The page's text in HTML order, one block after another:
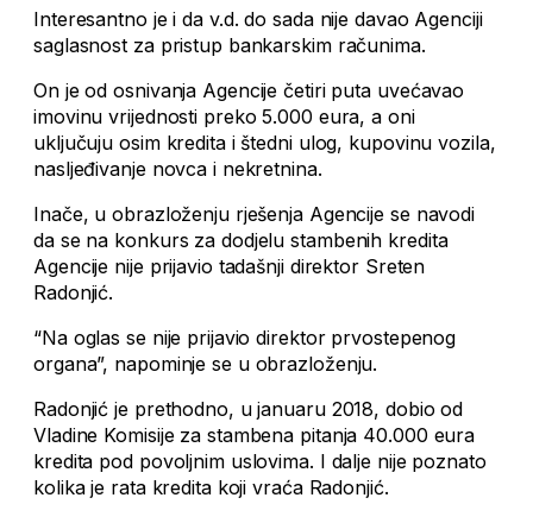
Interesantno je i da v.d. do sada nije davao Agenciji
saglasnost za pristup bankarskim računima.
On je od osnivanja Agencije četiri puta uvećavao
imovinu vrijednosti preko 5.000 eura, a oni
uključuju osim kredita i štedni ulog, kupovinu vozila,
nasljeđivanje novca i nekretnina.
Inače, u obrazloženju rješenja Agencije se navodi
da se na konkurs za dodjelu stambenih kredita
Agencije nije prijavio tadašnji direktor Sreten
Radonjić.
“Na oglas se nije prijavio direktor prvostepenog
organa”, napominje se u obrazloženju.
Radonjić je prethodno, u januaru 2018, dobio od
Vladine Komisije za stambena pitanja 40.000 eura
kredita pod povoljnim uslovima. I dalje nije poznato
kolika je rata kredita koji vraća Radonjić.